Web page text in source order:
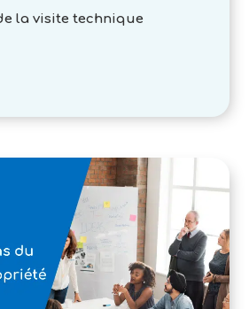
la visite technique